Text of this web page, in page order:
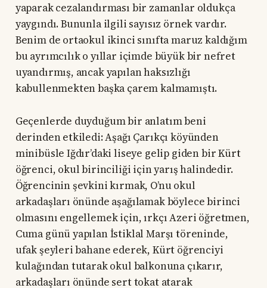
yaparak cezalandırması bir zamanlar oldukça
yaygındı. Bununla ilgili sayısız örnek vardır.
Benim de ortaokul ikinci sınıfta maruz kaldığım
bu ayrımcılık o yıllar içimde büyük bir nefret
uyandırmış, ancak yapılan haksızlığı
kabullenmekten başka çarem kalmamıştı.
Geçenlerde duyduğum bir anlatım beni
derinden etkiledi: Aşağı Çarıkçı köyünden
minibüsle Iğdır’daki liseye gelip giden bir Kürt
öğrenci, okul birinciliği için yarış halindedir.
Öğrencinin şevkini kırmak, O’nu okul
arkadaşları önünde aşağılamak böylece birinci
olmasını engellemek için, ırkçı Azeri öğretmen,
Cuma günü yapılan İstiklal Marşı töreninde,
ufak şeyleri bahane ederek, Kürt öğrenciyi
kulağından tutarak okul balkonuna çıkarır,
arkadaşları önünde sert tokat atarak